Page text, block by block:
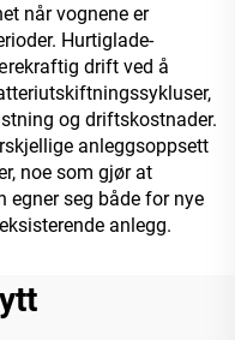
når vognene er
Hurtiglade-
drift ved å
og driftskostnader.
anleggsoppsett
noe som gjør at
egner seg både for nye
anlegg.